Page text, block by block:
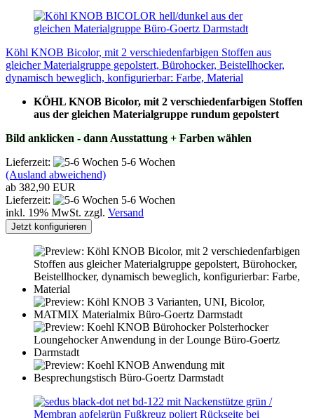
Köhl KNOB Bicolor, mit 2 verschiedenfarbigen Stoffen aus
gleicher Materialgruppe gepolstert, Bürohocker, Beistellhocker,
dynamisch beweglich, konfigurierbar: Farbe, Material
KÖHL KNOB Bicolor, mit 2 verschiedenfarbigen Stoffen
aus der gleichen Materialgruppe rundum gepolstert
Bild anklicken - dann Ausstattung + Farben wählen
Lieferzeit:
5-6 Wochen
(Ausland abweichend)
ab 382,90 EUR
Lieferzeit:
5-6 Wochen
inkl. 19% MwSt. zzgl. Versand
Jetzt konfigurieren